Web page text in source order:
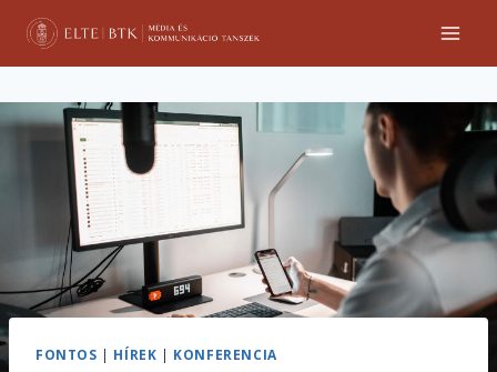
Skip
content
FONTOS | HÍREK | KONFERENCIA